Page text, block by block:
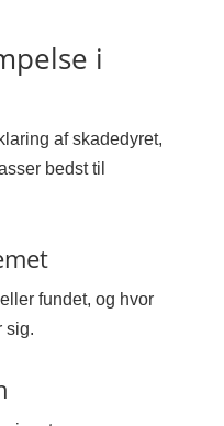
i
af skadedyret,
bedst til
fundet, og hvor
sig.